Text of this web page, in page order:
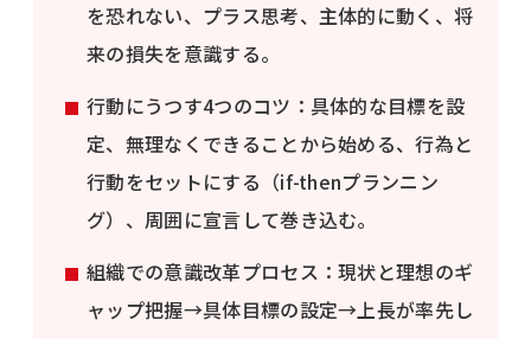
を恐れない、プラス思考、主体的に動く、将
来の損失を意識する。
行動にうつす4つのコツ：具体的な目標を設
定、無理なくできることから始める、行為と
行動をセットにする（if-thenプランニン
グ）、周囲に宣言して巻き込む。
組織での意識改革プロセス：現状と理想のギ
ャップ把握→具体目標の設定→上長が率先し